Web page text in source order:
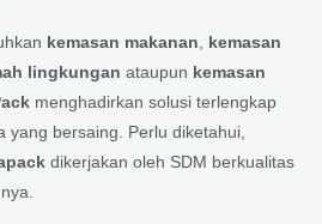
kemasan makanan
kemasan
lingkungan ataupun kemasan
menghadirkan solusi terlengkap
yang bersaing. Perlu diketahui,
dikerjakan oleh SDM berkualitas